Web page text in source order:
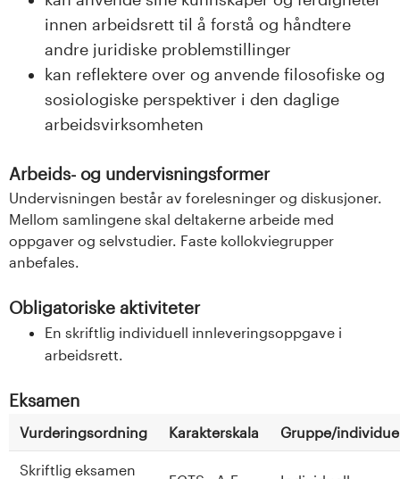
innen arbeidsrett til å forstå og håndtere
andre juridiske problemstillinger
kan reflektere over og anvende filosofiske og
sosiologiske perspektiver i den daglige
arbeidsvirksomheten
Arbeids- og undervisningsformer
Undervisningen består av forelesninger og diskusjoner.
Mellom samlingene skal deltakerne arbeide med
oppgaver og selvstudier. Faste kollokviegrupper
anbefales.
Obligatoriske aktiviteter
En skriftlig individuell innleveringsoppgave i
arbeidsrett.
Eksamen
Vurderingsordning Karakterskala Gruppe/
Skriftlig eksamen